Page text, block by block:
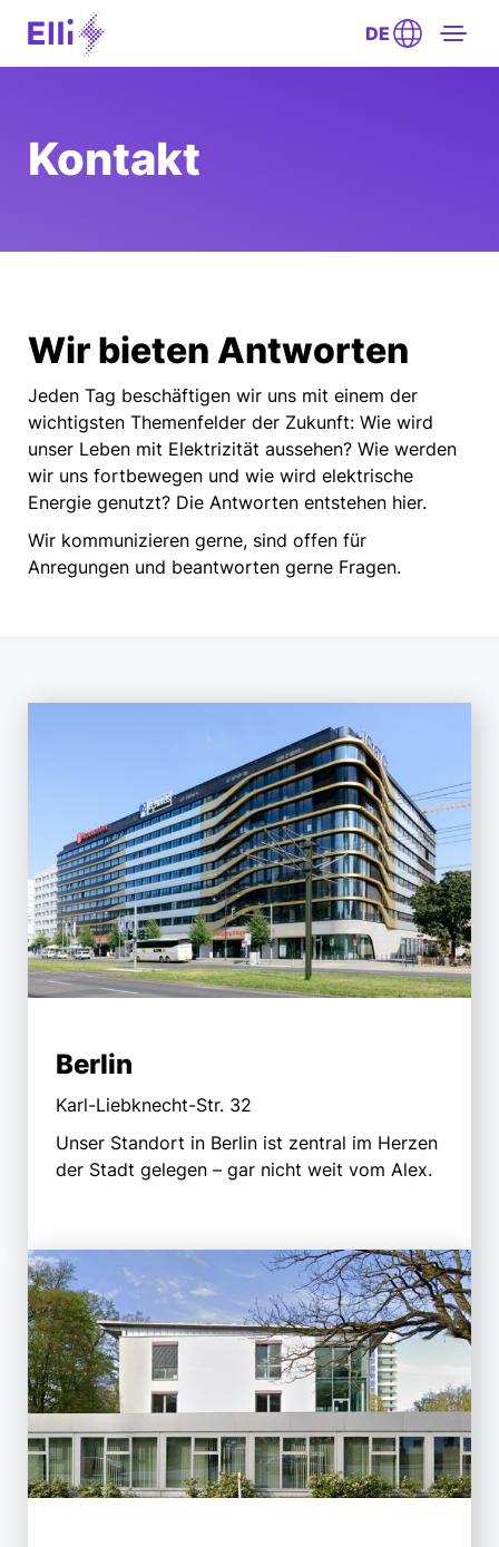
DE
Kontakt
Wir bieten Antworten
Jeden Tag beschäftigen wir uns mit einem der
wichtigsten Themenfelder der Zukunft: Wie wird
unser Leben mit Elektrizität aussehen? Wie werden
wir uns fortbewegen und wie wird elektrische
Energie genutzt? Die Antworten entstehen hier.
Wir kommunizieren gerne, sind offen für
Anregungen und beantworten gerne Fragen.
Berlin
Karl-Liebknecht-Str. 32
Unser Standort in Berlin ist zentral im Herzen
der Stadt gelegen – gar nicht weit vom Alex.